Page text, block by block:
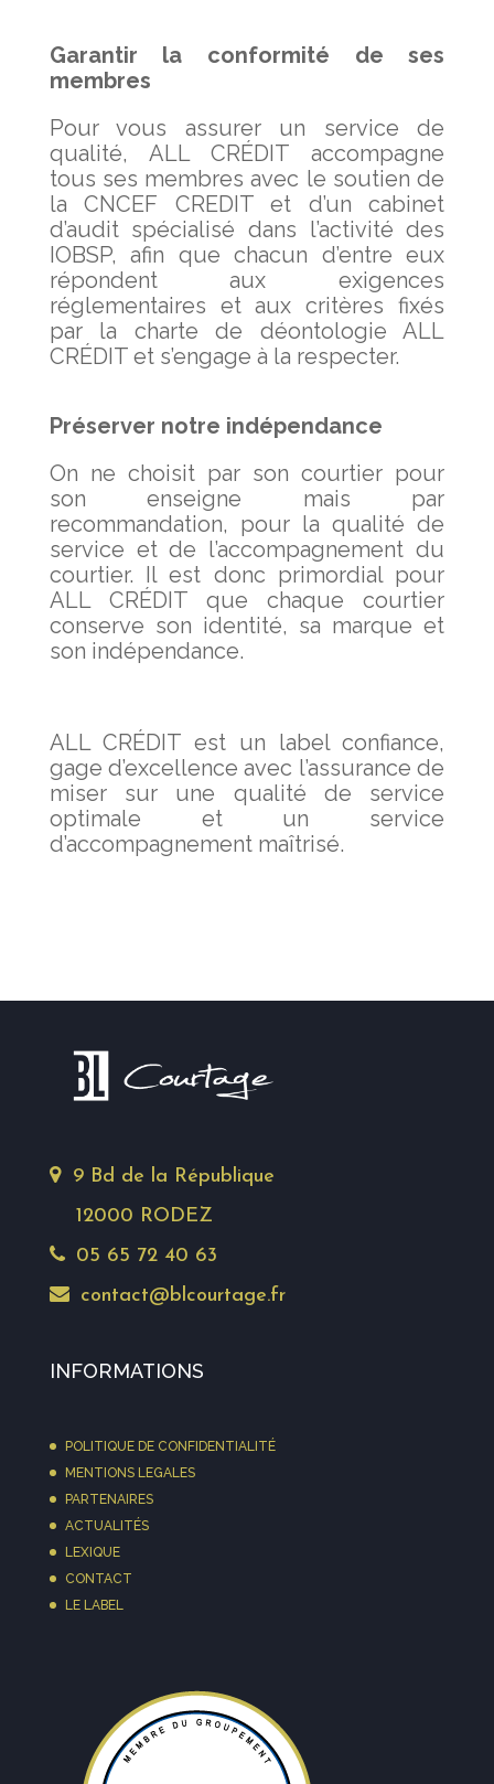
Garantir la conformité de ses
membres
Pour vous assurer un service de
qualité, ALL CRÉDIT accompagne
tous ses membres avec le soutien de
la CNCEF CREDIT et d’un cabinet
d’audit spécialisé dans l’activité des
IOBSP, afin que chacun d’entre eux
répondent aux exigences
réglementaires et aux critères fixés
par la charte de déontologie ALL
CRÉDIT et s’engage à la respecter.
Préserver notre indépendance
On ne choisit par son courtier pour
son enseigne mais par
recommandation, pour la qualité de
service et de l’accompagnement du
courtier. Il est donc primordial pour
ALL CRÉDIT que chaque courtier
conserve son identité, sa marque et
son indépendance.
ALL CRÉDIT est un label confiance,
gage d’excellence avec l’assurance de
miser sur une qualité de service
optimale et un service
d’accompagnement maîtrisé.
9 Bd de la République
12000 RODEZ
05 65 72 40 63
contact@blcourtage.fr
INFORMATIONS
POLITIQUE DE CONFIDENTIALITÉ
MENTIONS LEGALES
PARTENAIRES
ACTUALITÉS
LEXIQUE
CONTACT
LE LABEL